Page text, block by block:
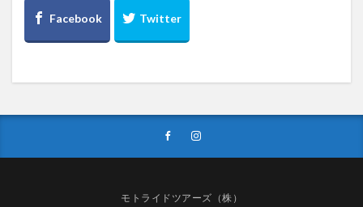
モトライドツアーズ（株）